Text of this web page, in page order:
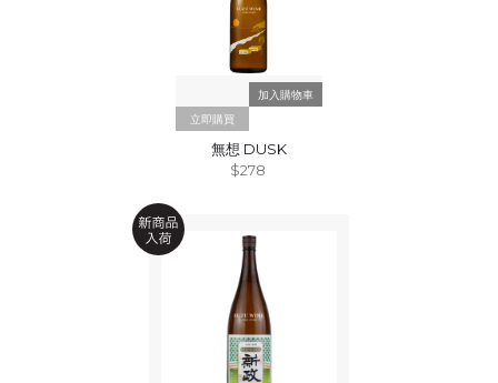
立即購買
無想 DUSK
$278